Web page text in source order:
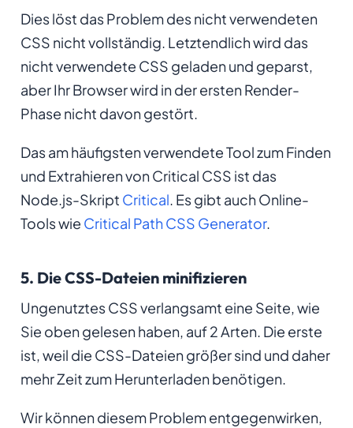
Dies löst das Problem des nicht verwendeten
CSS nicht vollständig. Letztendlich wird das
nicht verwendete CSS geladen und geparst,
aber Ihr Browser wird in der ersten Render-
Phase nicht davon gestört.
Das am häufigsten verwendete Tool zum Finden
und Extrahieren von Critical CSS ist das
Node.js-Skript Critical. Es gibt auch Online-
Tools wie Critical Path CSS Generator.
5. Die CSS-Dateien minifizieren
Ungenutztes CSS verlangsamt eine Seite, wie
Sie oben gelesen haben, auf 2 Arten. Die erste
ist, weil die CSS-Dateien größer sind und daher
mehr Zeit zum Herunterladen benötigen.
Wir können diesem Problem entgegenwirken,